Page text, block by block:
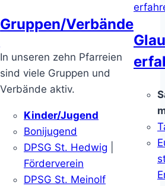
Gruppen/Verbände
In unseren zehn Pfarreien
sind viele Gruppen und
Verbände aktiv.
Kinder/Jugend
Bonijugend
DPSG St. Hedwig
Förderverein
DPSG St. Meinolf